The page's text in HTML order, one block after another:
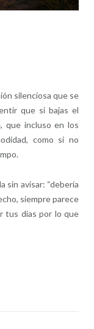
silenciosa que se
que si bajas el
que incluso en los
como si no
sin avisar: “debería
siempre parece
tus días por lo que